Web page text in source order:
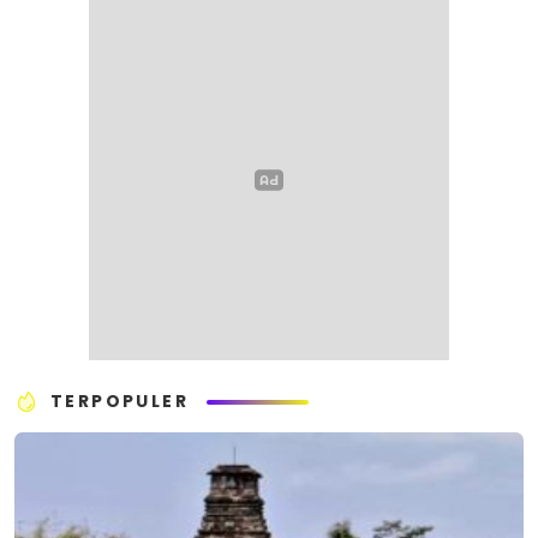
TERPOPULER